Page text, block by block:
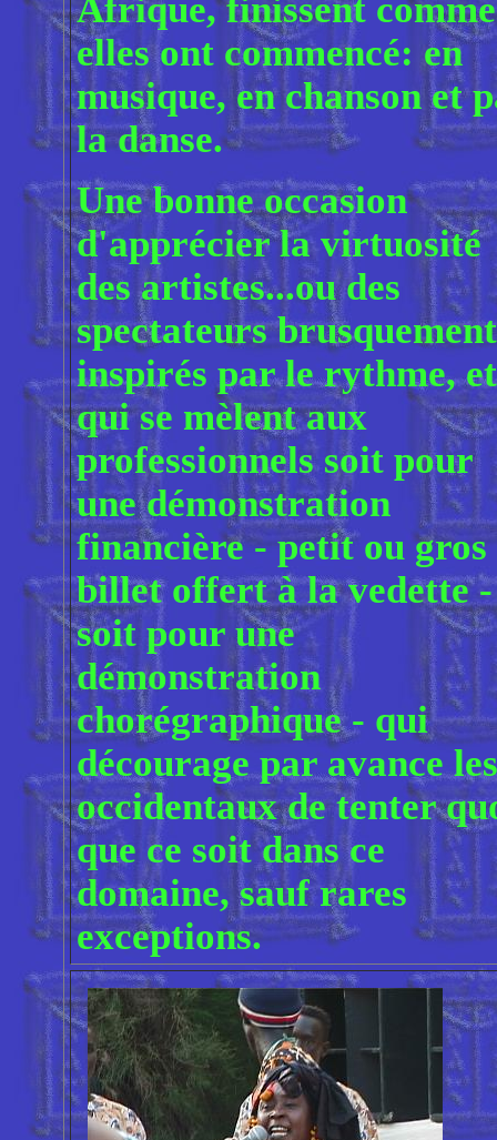
Afrique, finissent comme
elles ont commencé: en
musique, en chanson et
la danse.
Une bonne occasion
d'apprécier la virtuosité
des artistes...ou des
spectateurs brusquement
inspirés par le rythme, et
qui se mèlent aux
professionnels soit pour
une démonstration
financière - petit ou gros
billet offert à la vedette -
soit pour une
démonstration
chorégraphique - qui
décourage par avance les
occidentaux de tenter
que ce soit dans ce
domaine, sauf rares
exceptions.